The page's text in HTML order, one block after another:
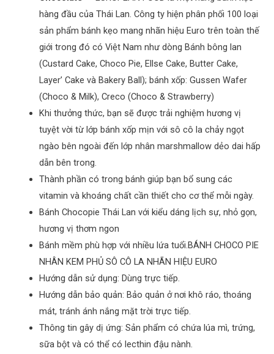
hàng đầu của Thái Lan. Công ty hiện phân phối 100 loại
sản phẩm bánh kẹo mang nhãn hiệu Euro trên toàn thế
giới trong đó có Việt Nam như dòng Bánh bông lan
(Custard Cake, Choco Pie, Ellse Cake, Butter Cake,
Layer’ Cake và Bakery Ball); bánh xốp: Gussen Wafer
(Choco & Milk), Creco (Choco & Strawberry)
Khi thưởng thức, bạn sẽ được trải nghiệm hương vị
tuyệt vời từ lớp bánh xốp mịn với sô cô la chảy ngọt
ngào bên ngoài đến lớp nhân marshmallow dẻo dai hấp
dẫn bên trong.
Thành phần có trong bánh giúp bạn bổ sung các
vitamin và khoáng chất cần thiết cho cơ thể mỗi ngày.
Bánh Chocopie Thái Lan với kiểu dáng lịch sự, nhỏ gọn,
hương vị thơm ngon
Bánh mềm phù hợp với nhiều lứa tuổi.BÁNH CHOCO PIE
NHÂN KEM PHỦ SÔ CÔ LA NHÃN HIỆU EURO
Hướng dẫn sử dụng: Dùng trực tiếp.
Hướng dẫn bảo quản: Bảo quản ở nơi khô ráo, thoáng
mát, tránh ánh nắng mặt trời trực tiếp.
Thông tin gây dị ứng: Sản phẩm có chứa lúa mì, trứng,
sữa bột và có thể có lecthin đậu nành.